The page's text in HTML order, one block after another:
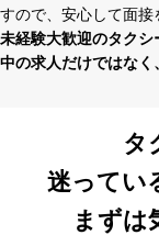
すので、安⼼して⾯接
未経験⼤歓迎のタク
中の求⼈だけではなく
タ
迷ってい
まずは